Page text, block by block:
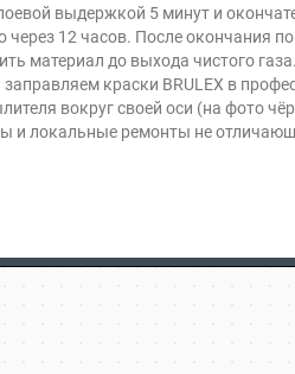
выдержкой 5 минут и
через 12 часов. После окончания
материал до выхода чистого
заправляем краски BRULEX в
вокруг своей оси (на фото
и локальные ремонты не